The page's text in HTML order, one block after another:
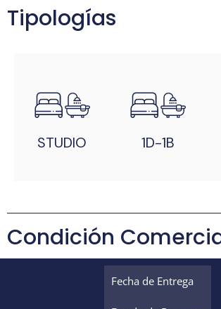
Tipologías
STUDIO
1D-1B
Condición
Fecha de Entrega